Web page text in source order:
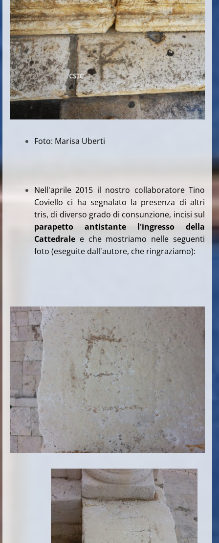
Foto: Marisa Uberti
Nell'aprile 2015 il nostro collaboratore Tino
Coviello ci ha segnalato la presenza di altri
tris, di diverso grado di consunzione, incisi sul
parapetto antistante l'ingresso della
Cattedrale e che mostriamo nelle seguenti
foto (eseguite dall'autore, che ringraziamo):